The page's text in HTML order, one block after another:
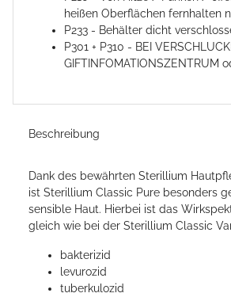
heißen Oberflächen fernhalten
P233 - Behälter dicht
P301 + P310 - BEI
GIFTINFOMATIONSZENTRUM
Beschreibung
Dank des bewährten Sterillium
ist Sterillium Classic Pure besonders
sensible Haut. Hierbei ist das
gleich wie bei der Sterillium Classic
bakterizid
levurozid
tuberkulozid